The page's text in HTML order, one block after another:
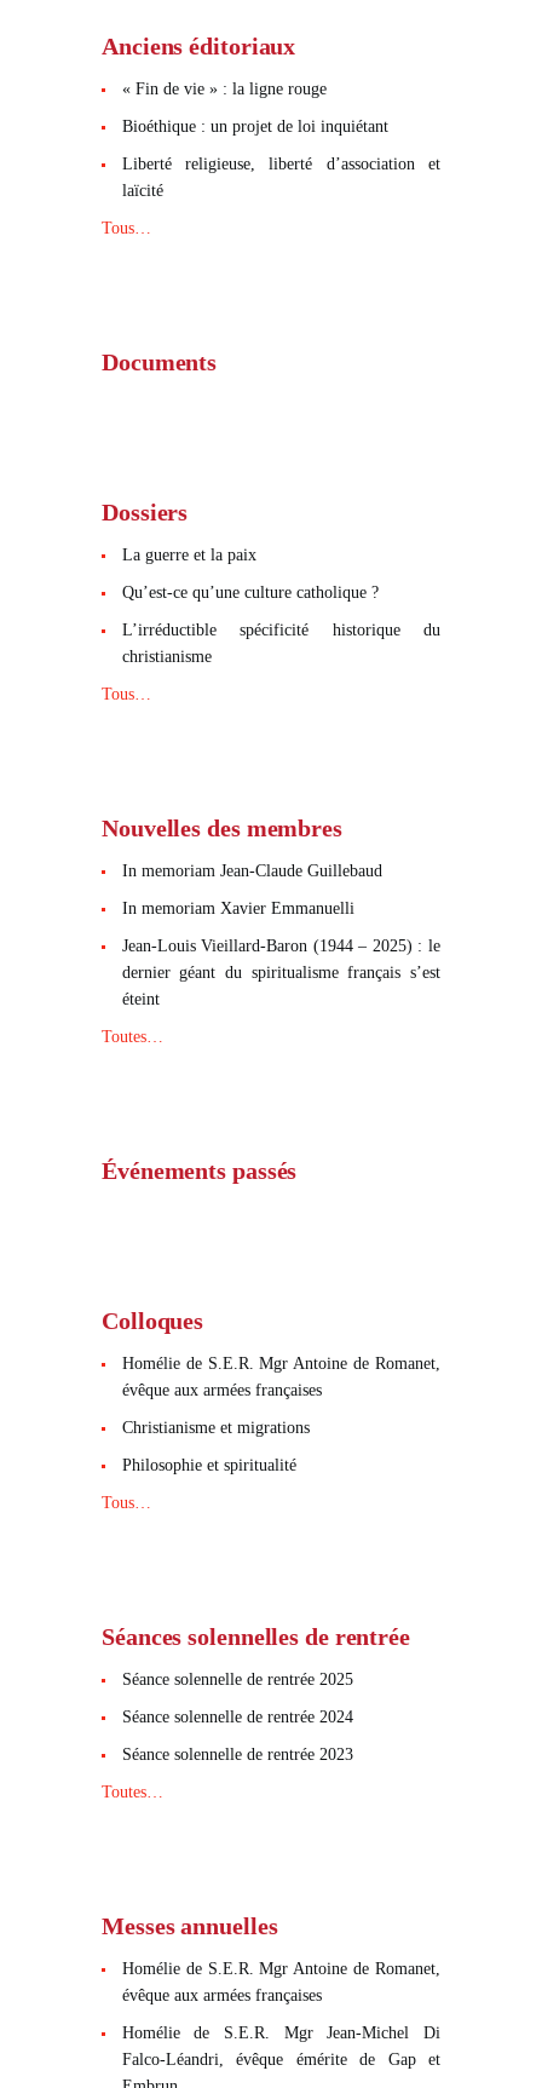
Anciens éditoriaux
« Fin de vie » : la ligne rouge
Bioéthique : un projet de loi inquiétant
Liberté religieuse, liberté d’association et
laïcité
Tous…
Documents
Dossiers
La guerre et la paix
Qu’est-ce qu’une culture catholique ?
L’irréductible spécificité historique du
christianisme
Tous…
Nouvelles des membres
In memoriam Jean-Claude Guillebaud
In memoriam Xavier Emmanuelli
Jean-Louis Vieillard-Baron (1944 – 2025) : le
dernier géant du spiritualisme français s’est
éteint
Toutes…
Événements passés
Colloques
Homélie de S.E.R. Mgr Antoine de Romanet,
évêque aux armées françaises
Christianisme et migrations
Philosophie et spiritualité
Tous…
Séances solennelles de rentrée
Séance solennelle de rentrée 2025
Séance solennelle de rentrée 2024
Séance solennelle de rentrée 2023
Toutes…
Messes annuelles
Homélie de S.E.R. Mgr Antoine de Romanet,
évêque aux armées françaises
Homélie de S.E.R. Mgr Jean-Michel Di
Falco-Léandri, évêque émérite de Gap et